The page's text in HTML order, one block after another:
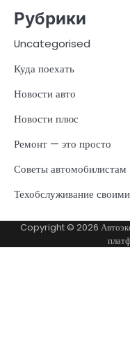
Рубрики
Uncategorised
Куда поехать
Новости авто
Новости плюс
Ремонт — это просто
Советы автомобилистам
Техобслуживание
Copyright © 2026